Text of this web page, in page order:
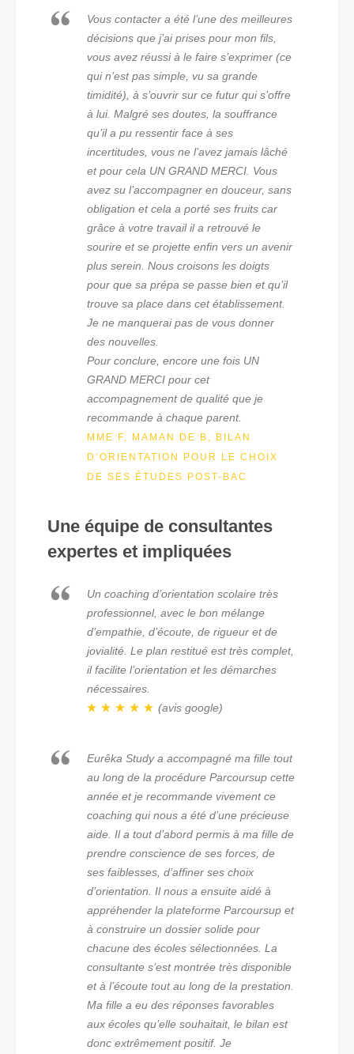
Vous contacter a été l’une des meilleures
décisions que j’ai prises pour mon fils,
vous avez réussi à le faire s’exprimer (ce
qui n’est pas simple, vu sa grande
timidité), à s’ouvrir sur ce futur qui s’offre
à lui. Malgré ses doutes, la souffrance
qu’il a pu ressentir face à ses
incertitudes, vous ne l’avez jamais lâché
et pour cela UN GRAND MERCI. Vous
avez su l’accompagner en douceur, sans
obligation et cela a porté ses fruits car
grâce à votre travail il a retrouvé le
sourire et se projette enfin vers un avenir
plus serein. Nous croisons les doigts
pour que sa prépa se passe bien et qu’il
trouve sa place dans cet établissement.
Je ne manquerai pas de vous donner
des nouvelles.
Pour conclure, encore une fois UN
GRAND MERCI pour cet
accompagnement de qualité que je
recommande à chaque parent.
MME F, MAMAN DE B, BILAN
D’ORIENTATION POUR LE CHOIX
DE SES ÉTUDES POST-BAC
Une équipe de consultantes
expertes et impliquées
Un coaching d’orientation scolaire très
professionnel, avec le bon mélange
d’empathie, d’écoute, de rigueur et de
jovialité. Le plan restitué est très complet,
il facilite l’orientation et les démarches
nécessaires.
(avis google)
Eurêka Study a accompagné ma fille tout
au long de la procédure Parcoursup cette
année et je recommande vivement ce
coaching qui nous a été d’une précieuse
aide. Il a tout d’abord permis à ma fille de
prendre conscience de ses forces, de
ses faiblesses, d’affiner ses choix
d’orientation. Il nous a ensuite aidé à
appréhender la plateforme Parcoursup et
à construire un dossier solide pour
chacune des écoles sélectionnées. La
consultante s’est montrée très disponible
et à l’écoute tout au long de la prestation.
Ma fille a eu des réponses favorables
aux écoles qu’elle souhaitait, le bilan est
donc extrêmement positif. Je